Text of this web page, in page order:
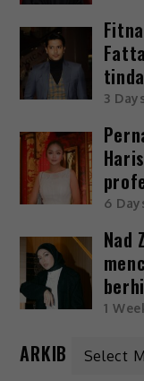
3
6
Nad
1
ARKIB